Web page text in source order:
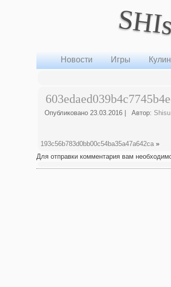
Новости Игры
Опубликовано 23.03.2016 Автор: Shisu
193c56b783d0bb00c54ba35a47a642ca »
Для отправки комментария вам